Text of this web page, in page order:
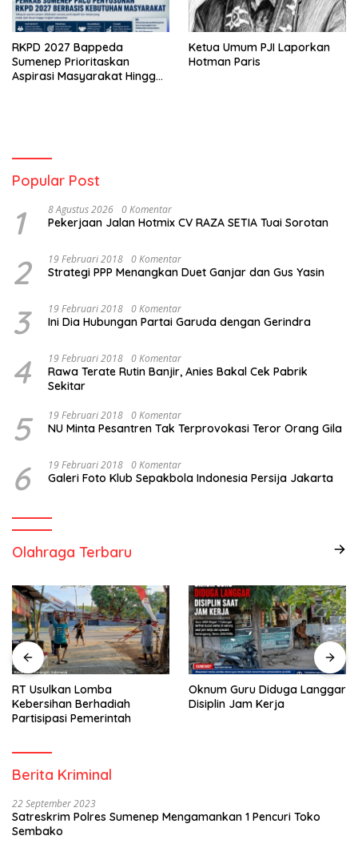
RKPD 2027 Bappeda
Sumenep Prioritaskan
Aspirasi Masyarakat Hingga
Ketua Umum PJI Laporkan
Hotman Paris
Popular Post
1 8 Agustus 2026 0 Komentar
Pekerjaan Jalan Hotmix CV RAZA SETIA Tuai Sorotan
2 19 Februari 2018 0 Komentar
Strategi PPP Menangkan Duet Ganjar dan Gus Yasin
3 19 Februari 2018 0 Komentar
Ini Dia Hubungan Partai Garuda dengan Gerindra
4 19 Februari 2018 0 Komentar
Rawa Terate Rutin Banjir, Anies Bakal Cek Pabrik
Sekitar
5 19 Februari 2018 0 Komentar
NU Minta Pesantren Tak Terprovokasi Teror Orang Gila
6 19 Februari 2018 0 Komentar
Galeri Foto Klub Sepakbola Indonesia Persija Jakarta
Olahraga Terbaru
RT Usulkan Lomba
Kebersihan Berhadiah
Partisipasi Pemerintah
Oknum Guru Diduga Langgar
Disiplin Jam Kerja
Berita Kriminal
22 September 2023
Satreskrim Polres Sumenep Mengamankan 1 Pencuri Toko
Sembako